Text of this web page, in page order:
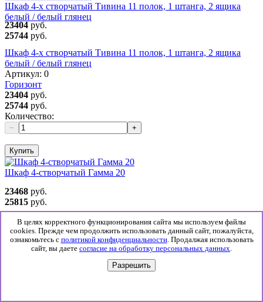
Шкаф 4-х створчатый Тивина 11 полок, 1 штанга, 2 ящика
белый / белый глянец
23404 руб.
25744 руб.
Шкаф 4-х створчатый Тивина 11 полок, 1 штанга, 2 ящика
белый / белый глянец
Артикул: 0
Горизонт
23404 руб.
25744 руб.
Количество:
− +
Купить
Шкаф 4-створчатый Гамма 20
23468 руб.
25815 руб.
Шкаф 4-створчатый Гамма 20
Артикул:0
SV-мебель
руб.
В целях корректного функционирования сайта мы используем файлы
cookies. Прежде чем продолжить использовать данный сайт, пожалуйста,
ознакомьтесь с политикой конфиденциальности. Продалжая использовать
сайт, вы даете согласие на обработку персональных данных.
Разрешить